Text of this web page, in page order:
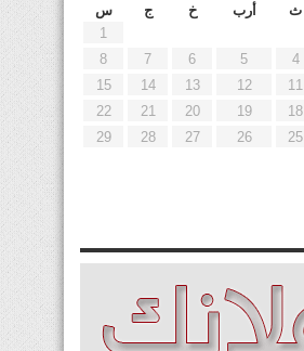
ث أرب خ ج
س
1
4
5
6
7
8
11
12
13
14
15
18
19
20
21
22
25
26
27
28
29